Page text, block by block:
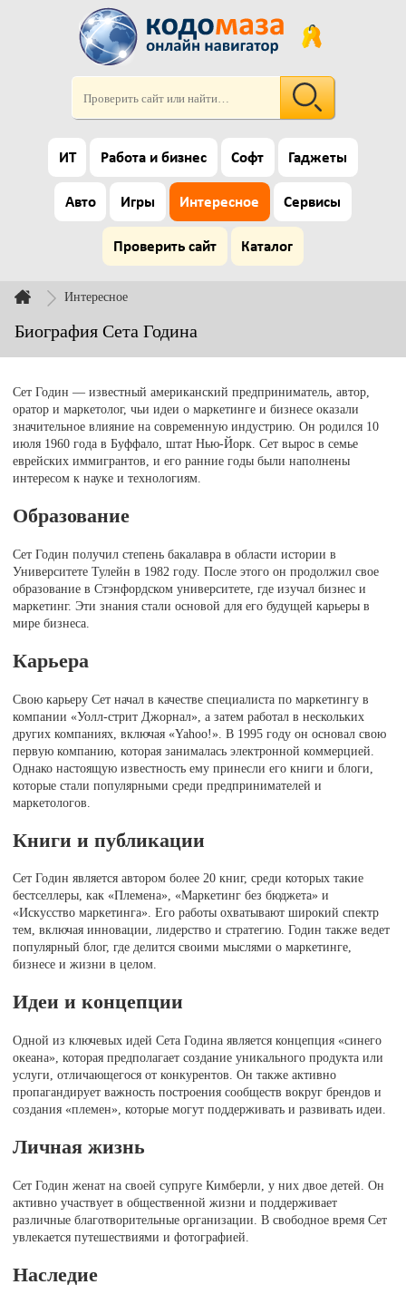
ИТ Работа и бизнес Софт Гаджеты
Авто Игры Интересное Сервисы
Проверить сайт Каталог
Интересное
Биография Сета Година
Сет Годин — известный американский предприниматель, автор,
оратор и маркетолог, чьи идеи о маркетинге и бизнесе оказали
значительное влияние на современную индустрию. Он родился 10
июля 1960 года в Буффало, штат Нью-Йорк. Сет вырос в семье
еврейских иммигрантов, и его ранние годы были наполнены
интересом к науке и технологиям.
Образование
Сет Годин получил степень бакалавра в области истории в
Университете Тулейн в 1982 году. После этого он продолжил свое
образование в Стэнфордском университете, где изучал бизнес и
маркетинг. Эти знания стали основой для его будущей карьеры в
мире бизнеса.
Карьера
Свою карьеру Сет начал в качестве специалиста по маркетингу в
компании «Уолл-стрит Джорнал», а затем работал в нескольких
других компаниях, включая «Yahoo!». В 1995 году он основал свою
первую компанию, которая занималась электронной коммерцией.
Однако настоящую известность ему принесли его книги и блоги,
которые стали популярными среди предпринимателей и
маркетологов.
Книги и публикации
Сет Годин является автором более 20 книг, среди которых такие
бестселлеры, как «Племена», «Маркетинг без бюджета» и
«Искусство маркетинга». Его работы охватывают широкий спектр
тем, включая инновации, лидерство и стратегию. Годин также ведет
популярный блог, где делится своими мыслями о маркетинге,
бизнесе и жизни в целом.
Идеи и концепции
Одной из ключевых идей Сета Година является концепция «синего
океана», которая предполагает создание уникального продукта или
услуги, отличающегося от конкурентов. Он также активно
пропагандирует важность построения сообществ вокруг брендов и
создания «племен», которые могут поддерживать и развивать идеи.
Личная жизнь
Сет Годин женат на своей супруге Кимберли, у них двое детей. Он
активно участвует в общественной жизни и поддерживает
различные благотворительные организации. В свободное время Сет
увлекается путешествиями и фотографией.
Наследие